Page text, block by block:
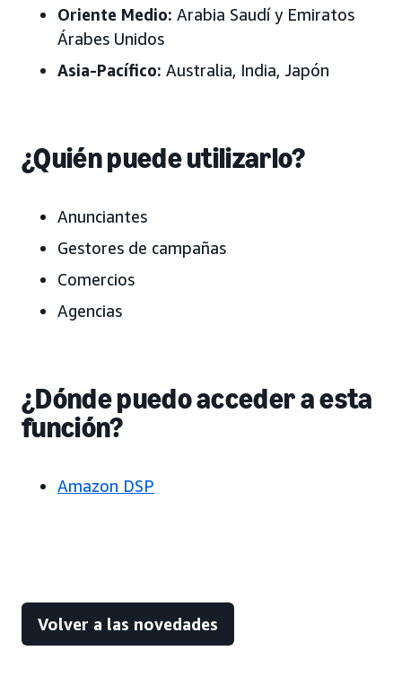
Oriente Medio: Arabia Saudí y Emiratos
Árabes Unidos
Asia-Pacífico: Australia, India, Japón
¿Quién puede utilizarlo?
Anunciantes
Gestores de campañas
Comercios
Agencias
¿Dónde puedo acceder a esta
función?
Amazon DSP
Volver a las novedades